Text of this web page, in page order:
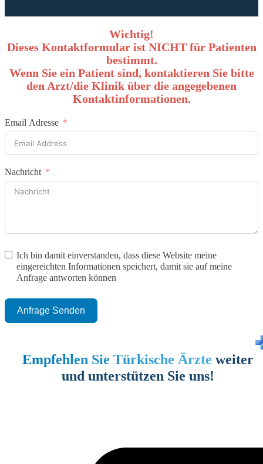
Wichtig!
Dieses Kontaktformular ist NICHT für Patienten
bestimmt.
Wenn Sie ein Patient sind, kontaktieren Sie bitte
den Arzt/die Klinik über die angegebenen
Kontaktinformationen.
Email Adresse
Nachricht
Ich bin damit einverstanden, dass diese Website meine
eingereichten Informationen speichert, damit sie auf meine
Anfrage antworten können
Anfrage Senden
Empfehlen Sie Türkische Ärzte weiter
und unterstützen Sie uns!